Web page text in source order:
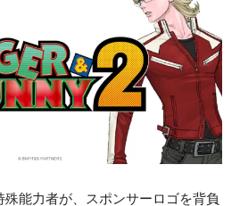
殊能力者が、スポンサーロゴを背負